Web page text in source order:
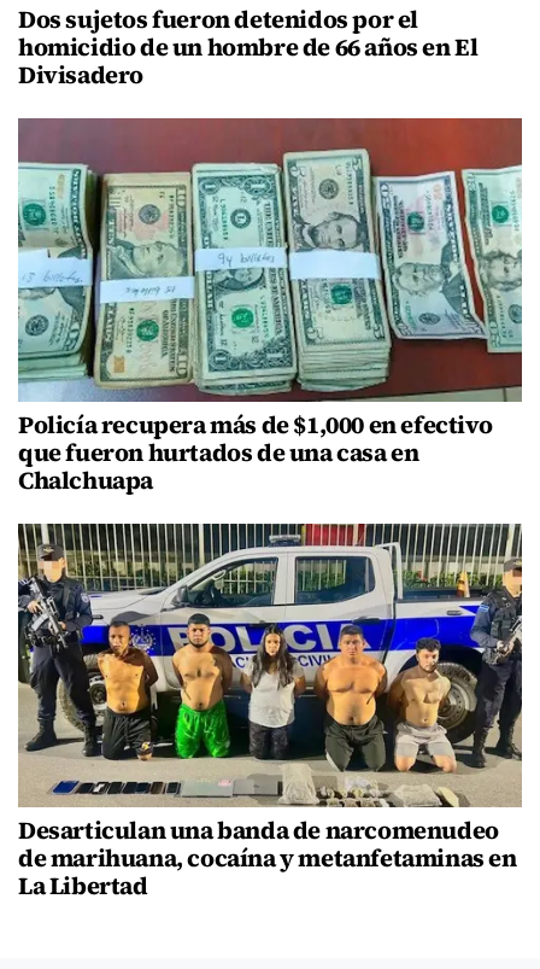
Dos sujetos fueron detenidos por el
homicidio de un hombre de 66 años en El
Divisadero
Policía recupera más de $1,000 en efectivo
que fueron hurtados de una casa en
Chalchuapa
Desarticulan una banda de narcomenudeo
de marihuana, cocaína y metanfetaminas en
La Libertad